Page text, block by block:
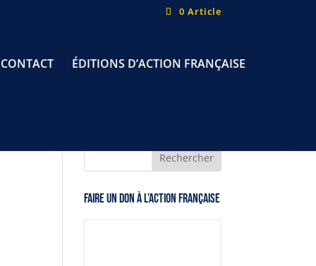
0 Article
CONTACT ÉDITIONS D’ACTION FRANÇAISE
Faire un don à l’Action Française